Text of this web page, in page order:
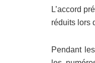
L’accord
réduits lors
Pendant